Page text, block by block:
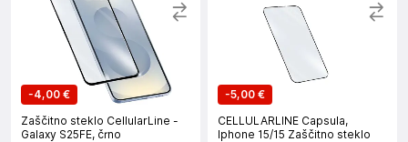
-4,00 €
Zaščitno steklo CellularLine -
Galaxy S25FE, črno
-5,00 €
CELLULARLINE Capsula,
Iphone 15/15 Zaščitno steklo